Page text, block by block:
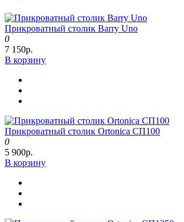
Прикроватный столик Barry Uno
0
7 150р.
В корзину
Прикроватный столик Ortonica СП100
0
5 900р.
В корзину